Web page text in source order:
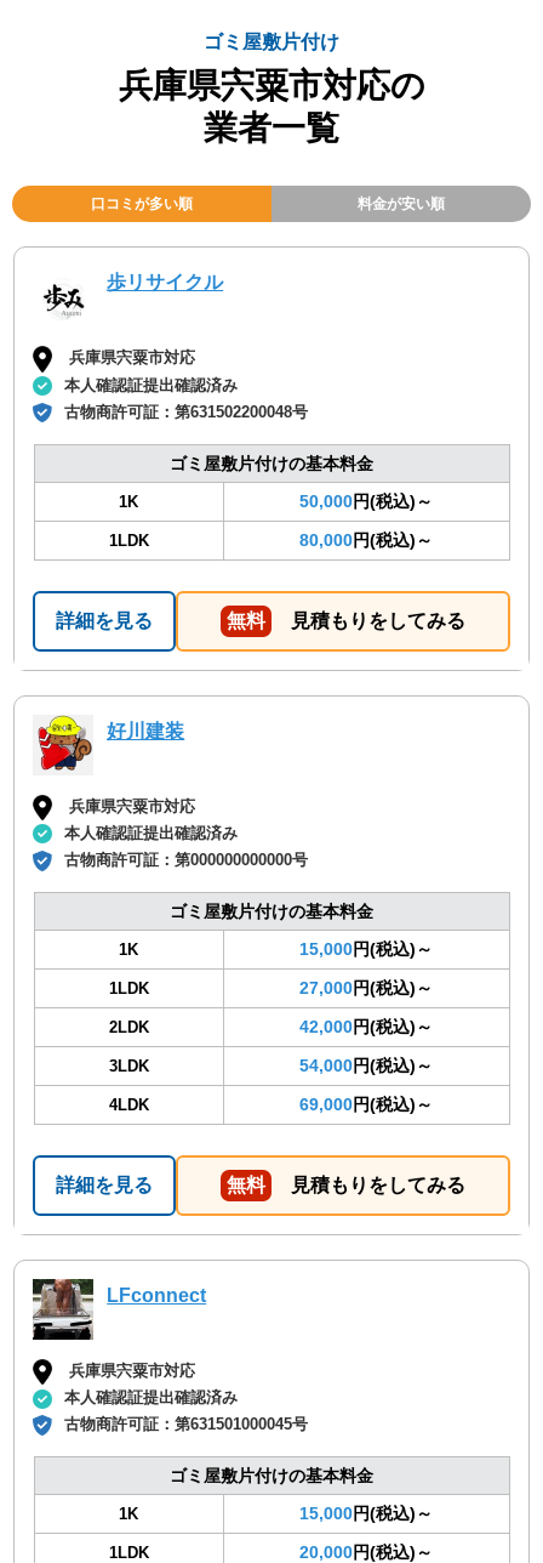
ゴミ屋敷片付け
兵庫県宍粟市対応の
業者一覧
口コミが多い順 料金が安い順
歩リサイクル
兵庫県宍粟市対応
本人確認証提出確認済み
古物商許可証：第631502200048号
ゴミ屋敷片付けの基本料金
1K 50,000円(税込)～
1LDK 80,000円(税込)～
詳細を見る 無料 見積もりをしてみる
好川建装
兵庫県宍粟市対応
本人確認証提出確認済み
古物商許可証：第000000000000号
ゴミ屋敷片付けの基本料金
1K 15,000円(税込)～
1LDK 27,000円(税込)～
2LDK 42,000円(税込)～
3LDK 54,000円(税込)～
4LDK 69,000円(税込)～
詳細を見る 無料 見積もりをしてみる
LFconnect
兵庫県宍粟市対応
本人確認証提出確認済み
古物商許可証：第631501000045号
ゴミ屋敷片付けの基本料金
1K 15,000円(税込)～
1LDK 20,000円(税込)～